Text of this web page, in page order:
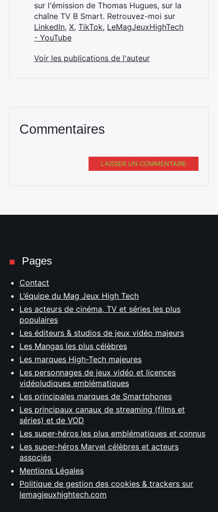
sur l'émission de Thomas Hugues, sur la
chaîne TV B Smart. Retrouvez-moi sur
LinkedIn, X, TikTok, LeMagJeuxHighTech
- YouTube
Voir les publications de l'auteur
Commentaires
LAISSER UN COMMENTAIRE
Pages
Contact
L’équipe du Mag Jeux High Tech
Les acteurs de cinéma, TV et séries les plus
populaires
Les éditeurs & studios de jeux vidéo majeurs
Les Mangas les plus célèbres
Les marques High-Tech majeures
Les personnages de jeux vidéo et licences
vidéoludiques emblématiques
Les principales marques de Smartphones
Les principaux canaux de streaming (films et
séries) et de VOD
Les super-héros les plus emblématiques et connus
Les super-héros Marvel célèbres et acteurs
associés
Mentions Légales
Politique de gestion des cookies & trackers sur
lemagjeuxhightech.com